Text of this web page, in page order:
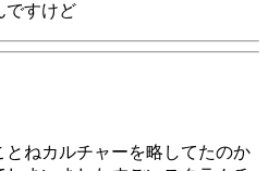
ですけど
ねカルチャーを略してたのか